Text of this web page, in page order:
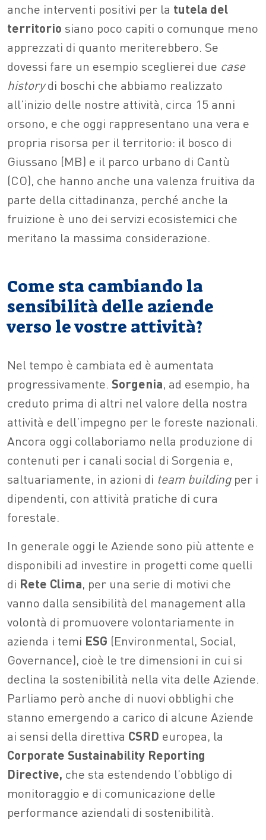
anche interventi positivi per la tutela del
territorio siano poco capiti o comunque meno
apprezzati di quanto meriterebbero. Se
dovessi fare un esempio sceglierei due case
historydi boschi che abbiamo realizzato
all’inizio delle nostre attività, circa 15 anni
orsono, e che oggi rappresentano una vera e
propria risorsa per il territorio: il bosco di
Giussano (MB) e il parco urbano di Cantù
(CO), che hanno anche una valenza fruitiva da
parte della cittadinanza, perché anche la
fruizione è uno dei servizi ecosistemici che
meritano la massima considerazione.
Come sta cambiando la
sensibilità delle aziende
verso le vostre attività?
Nel tempo è cambiata ed è aumentata
progressivamente. Sorgenia, ad esempio, ha
creduto prima di altri nel valore della nostra
attività e dell’impegno per le foreste nazionali.
Ancora oggi collaboriamo nella produzione di
contenuti per i canali social di Sorgenia e,
saltuariamente, in azioni di team buildingper i
dipendenti, con attività pratiche di cura
forestale.
In generale oggi le Aziende sono più attente e
disponibili ad investire in progetti come quelli
di Rete Clima, per una serie di motivi che
vanno dalla sensibilità del management alla
volontà di promuovere volontariamente in
azienda i temi ESG (Environmental, Social,
Governance), cioè le tre dimensioni in cui si
declina la sostenibilità nella vita delle Aziende.
Parliamo però anche di nuovi obblighi che
stanno emergendo a carico di alcune Aziende
ai sensi della direttiva CSRD europea, la
Corporate Sustainability Reporting
Directive, che sta estendendo l’obbligo di
monitoraggio e di comunicazione delle
performance aziendali di sostenibilità.